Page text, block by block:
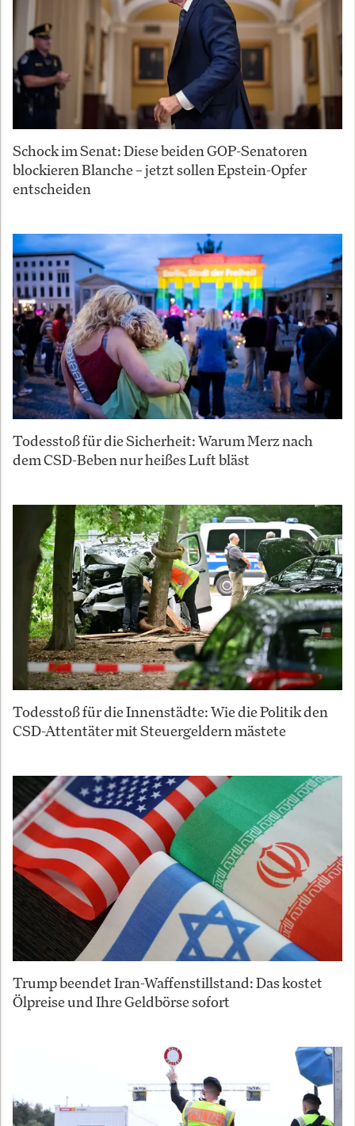
Schock im Senat: Diese beiden GOP-Senatoren
blockieren Blanche – jetzt sollen Epstein-Opfer
entscheiden
Todesstoß für die Sicherheit: Warum Merz nach
dem CSD-Beben nur heißes Luft bläst
Todesstoß für die Innenstädte: Wie die Politik den
CSD-Attentäter mit Steuergeldern mästete
Trump beendet Iran-Waffenstillstand: Das kostet
Ölpreise und Ihre Geldbörse sofort